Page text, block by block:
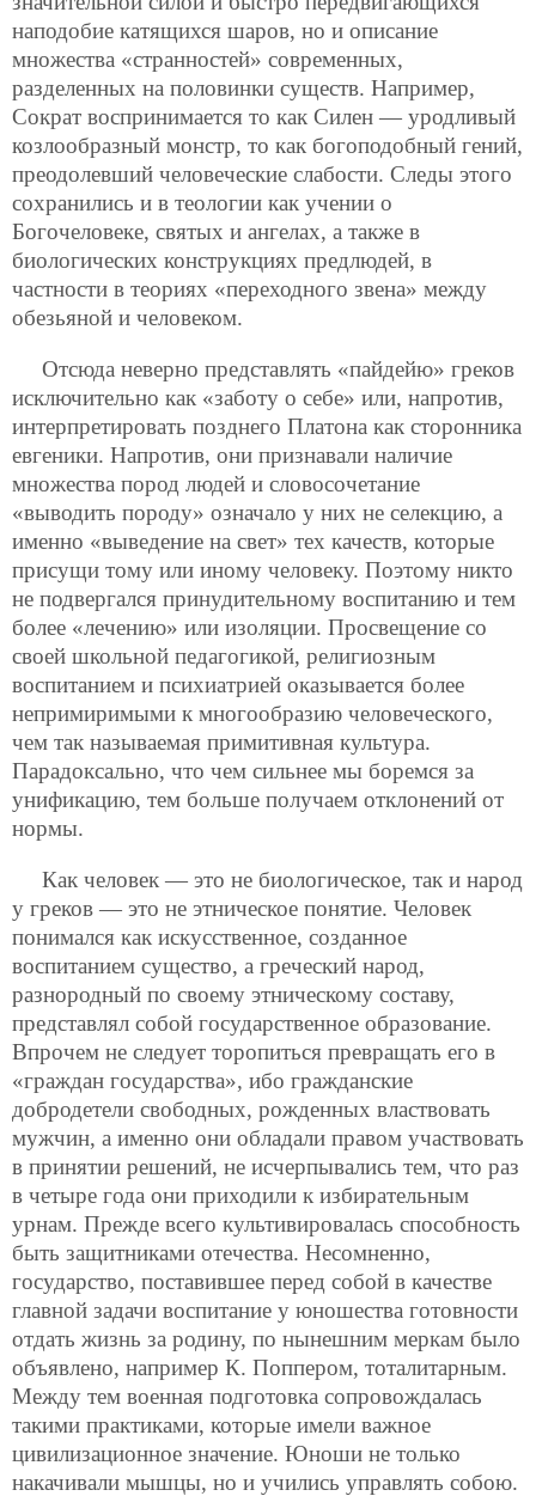
наподобие катящихся шаров, но и описание
множества «странностей» современных,
разделенных на половинки существ. Например,
Сократ воспринимается то как Силен — уродливый
козлообразный монстр, то как богоподобный гений,
преодолевший человеческие слабости. Следы этого
сохранились и в теологии как учении о
Богочеловеке, святых и ангелах, а также в
биологических конструкциях предлюдей, в
частности в теориях «переходного звена» между
обезьяной и человеком.
Отсюда неверно представлять «пайдейю» греков
исключительно как «заботу о себе» или, напротив,
интерпретировать позднего Платона как сторонника
евгеники. Напротив, они признавали наличие
множества пород людей и словосочетание
«выводить породу» означало у них не селекцию, а
именно «выведение на свет» тех качеств, которые
присущи тому или иному человеку. Поэтому никто
не подвергался принудительному воспитанию и тем
более «лечению» или изоляции. Просвещение со
своей школьной педагогикой, религиозным
воспитанием и психиатрией оказывается более
непримиримыми к многообразию человеческого,
чем так называемая примитивная культура.
Парадоксально, что чем сильнее мы боремся за
унификацию, тем больше получаем отклонений от
нормы.
Как человек — это не биологическое, так и народ
у греков — это не этническое понятие. Человек
понимался как искусственное, созданное
воспитанием существо, а греческий народ,
разнородный по своему этническому составу,
представлял собой государственное образование.
Впрочем не следует торопиться превращать его в
«граждан государства», ибо гражданские
добродетели свободных, рожденных властвовать
мужчин, а именно они обладали правом участвовать
в принятии решений, не исчерпывались тем, что раз
в четыре года они приходили к избирательным
урнам. Прежде всего культивировалась способность
быть защитниками отечества. Несомненно,
государство, поставившее перед собой в качестве
главной задачи воспитание у юношества готовности
отдать жизнь за родину, по нынешним меркам было
объявлено, например К. Поппером, тоталитарным.
Между тем военная подготовка сопровождалась
такими практиками, которые имели важное
цивилизационное значение. Юноши не только
накачивали мышцы, но и учились управлять собою.